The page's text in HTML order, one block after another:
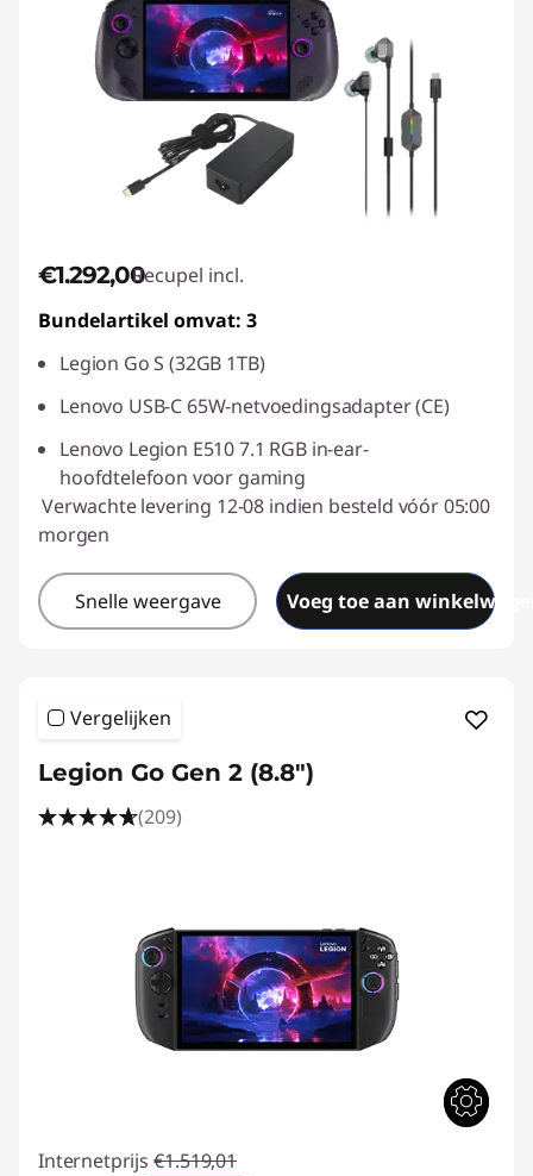
€1.292,00Recupel incl.
Bundelartikel omvat: 3
Legion Go S (32GB 1TB)
Lenovo USB-C 65W-netvoedingsadapter (CE)
Lenovo Legion E510 7.1 RGB in-ear-
hoofdtelefoon voor gaming
Verwachte levering 12-08 indien besteld vóór 05:00
morgen
Snelle weergave Voeg toe aan
Vergelijken
Legion Go Gen 2 (8.8″)
(209)
Internetprijs €1.519,01